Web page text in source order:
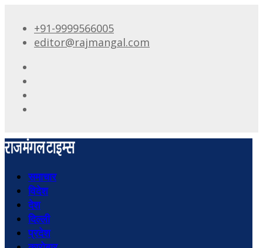
+91-9999566005
editor@rajmangal.com
समाचार
विदेश
देश
दिल्ली
प्रदेश